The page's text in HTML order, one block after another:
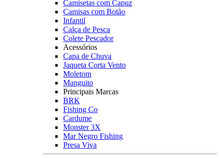
Camisetas com Capuz
Camisas com Botão
Infantil
Calça de Pesca
Colete Pescador
Acessórios
Capa de Chuva
Jaqueta Corta Vento
Moletom
Manguito
Principais Marcas
BRK
Fishing Co
Cardume
Monster 3X
Mar Negro Fishing
Presa Viva